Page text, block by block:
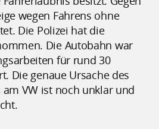
wegen Fahrens ohne
Die Polizei hat die
Die Autobahn war
für rund 30
Die genaue Ursache des
VW ist noch unklar und